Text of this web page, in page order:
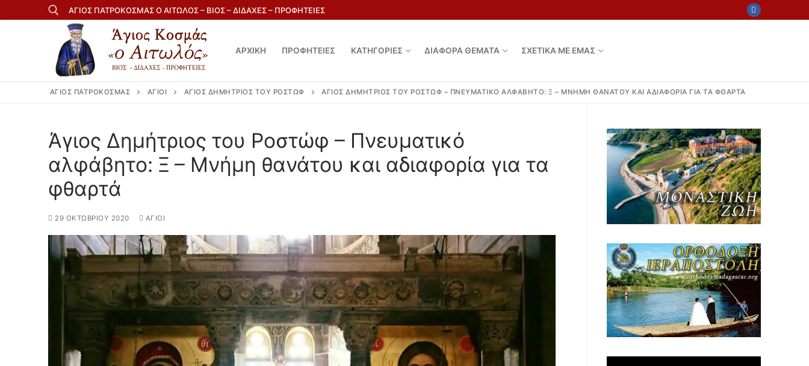
στο
Αναζήτηση για:
ΑΓΙΟΣ ΠΑΤΡΟΚΟΣΜΑΣ Ο ΑΙΤΩΛΟΣ – ΒΙΟΣ – ΔΙΔΑΧΕΣ – ΠΡΟΦΗΤΕΙΕΣ
ΑΡΧΙΚΗ ΠΡΟΦΗΤΕΙΕΣ ΚΑΤΗΓΟΡΙΕΣ ΔΙΑΦΟΡΑ ΘΕΜΑΤΑ ΣΧΕΤΙΚΑ ΜΕ ΕΜΑΣ
ΆΓΙΟΣ ΠΑΤΡΟΚΟΣΜΆΣ ΆΓΙΟΙ ΆΓΙΟΣ ΔΗΜΉΤΡΙΟΣ ΤΟΥ ΡΟΣΤΏΦ ΆΓΙΟΣ ΔΗΜΉΤΡΙΟΣ ΤΟΥ ΡΟΣΤΏΦ – ΠΝΕΥΜΑΤΙΚΌ ΑΛΦΆΒΗΤΟ: Ξ – ΜΝΉΜΗ ΘΑΝΆΤΟΥ ΚΑΙ ΑΔΙΑΦΟΡΊΑ ΓΙΑ ΤΑ ΦΘΑΡΤΆ
Άγιος Δημήτριος του Ροστώφ – Πνευματικό
αλφάβητο: Ξ – Μνήμη θανάτου και αδιαφορία για τα
φθαρτά
29 ΟΚΤΩΒΡΊΟΥ 2020 ΆΓΙΟΙ